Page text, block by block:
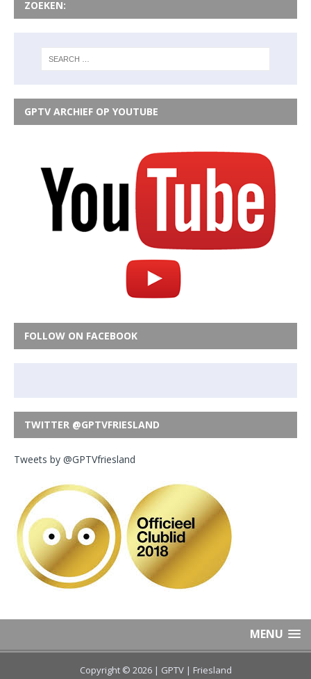
ZOEKEN:
GPTV ARCHIEF OP YOUTUBE
FOLLOW ON FACEBOOK
TWITTER @GPTVFRIESLAND
Tweets by @GPTVfriesland
MENU
Copyright © 2026 | GPTV | Friesland